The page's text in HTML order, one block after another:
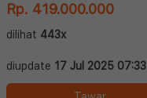
Rp. 419.000.000
dilihat 443x
diupdate 17 Jul 2025 07:33